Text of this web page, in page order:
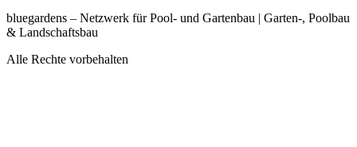
bluegardens – Netzwerk für Pool- und Gartenbau | Garten-, Poolbau
& Landschaftsbau
Alle Rechte vorbehalten